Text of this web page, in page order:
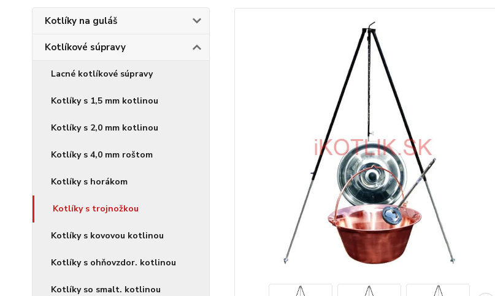
Kotlíky na guláš
Kotlíkové súpravy
Lacné kotlíkové súpravy
Kotlíky s 1,5 mm kotlinou
Kotlíky s 2,0 mm kotlinou
Kotlíky s 4,0 mm roštom
Kotlíky s horákom
Kotlíky s trojnožkou
Kotlíky s kovovou kotlinou
Kotlíky s ohňovzdor. kotlinou
Kotlíky so smalt. kotlinou